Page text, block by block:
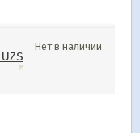
UZS
Нет в наличии